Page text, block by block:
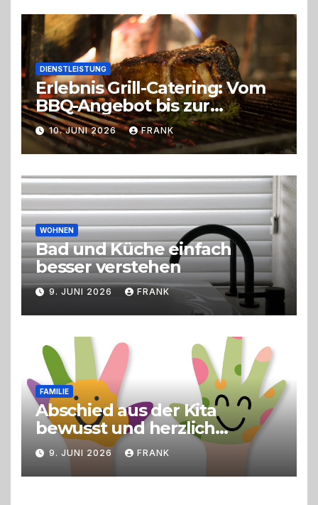
DIENSTLEISTUNG
Erlebnis Grill-Catering: Vom
BBQ-Angebot bis zur
perfekten Eventorganisation
Trend zu Outdoor-Events,
Erlebnisgastronomie und
Live-Cooking
10. JUNI 2026 FRANK
WOHNEN
Bad und Küche einfach
besser verstehen
9. JUNI 2026 FRANK
FAMILIE
Abschied aus der Kita
bewusst und herzlich
gestalten
9. JUNI 2026 FRANK